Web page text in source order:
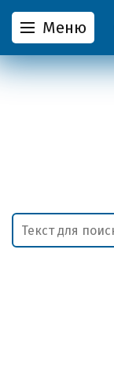
Меню